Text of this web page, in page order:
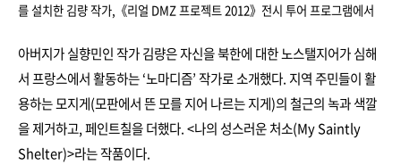
를 설치한 김량 작가, 《리얼 DMZ 프로젝트 2012》전시 투어 프로그램에서
아버지가 실향민인 작가 김량은 자신을 북한에 대한 노스탤지어가 심해
서 프랑스에서 활동하는 ‘노마디즘’ 작가로 소개했다. 지역 주민들이 활
용하는 모지게(모판에서 뜬 모를 지어 나르는 지게)의 철근의 녹과 색깔
을 제거하고, 페인트칠을 더했다. <나의 성스러운 처소(My Saintly
Shelter)>라는 작품이다.